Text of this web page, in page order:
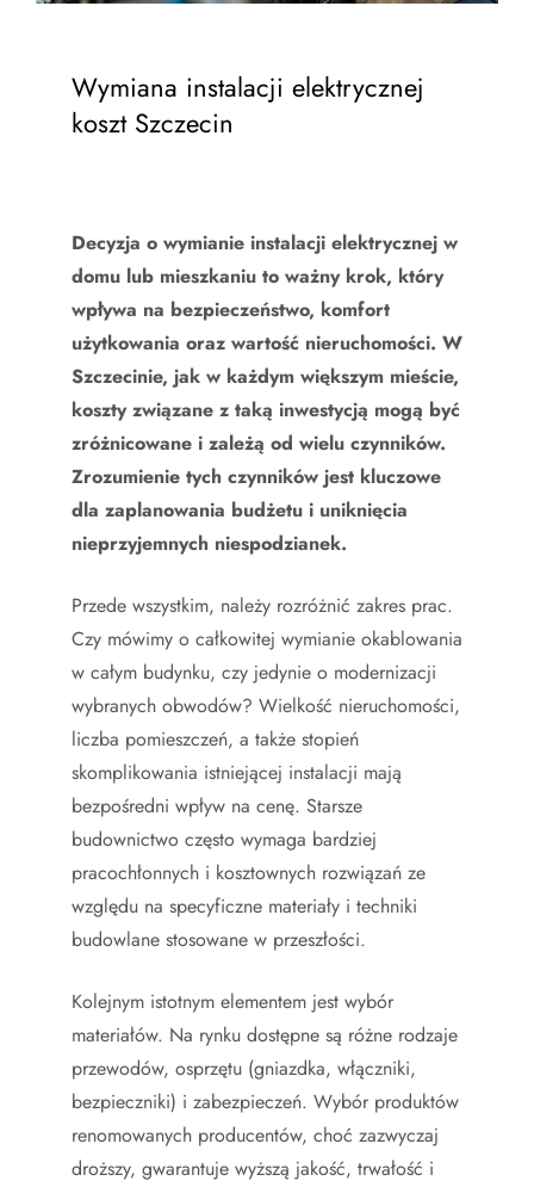
Wymiana instalacji elektrycznej
koszt Szczecin
Decyzja o wymianie instalacji elektrycznej w
domu lub mieszkaniu to ważny krok, który
wpływa na bezpieczeństwo, komfort
użytkowania oraz wartość nieruchomości. W
Szczecinie, jak w każdym większym mieście,
koszty związane z taką inwestycją mogą być
zróżnicowane i zależą od wielu czynników.
Zrozumienie tych czynników jest kluczowe
dla zaplanowania budżetu i uniknięcia
nieprzyjemnych niespodzianek.
Przede wszystkim, należy rozróżnić zakres prac.
Czy mówimy o całkowitej wymianie okablowania
w całym budynku, czy jedynie o modernizacji
wybranych obwodów? Wielkość nieruchomości,
liczba pomieszczeń, a także stopień
skomplikowania istniejącej instalacji mają
bezpośredni wpływ na cenę. Starsze
budownictwo często wymaga bardziej
pracochłonnych i kosztownych rozwiązań ze
względu na specyficzne materiały i techniki
budowlane stosowane w przeszłości.
Kolejnym istotnym elementem jest wybór
materiałów. Na rynku dostępne są różne rodzaje
przewodów, osprzętu (gniazdka, włączniki,
bezpieczniki) i zabezpieczeń. Wybór produktów
renomowanych producentów, choć zazwyczaj
droższy, gwarantuje wyższą jakość, trwałość i